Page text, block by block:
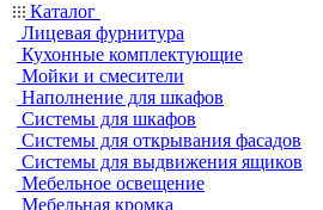
Каталог
Лицевая фурнитура
Кухонные комплектующие
Мойки и смесители
Наполнение для шкафов
Системы для шкафов
Системы для открывания фасадов
Системы для выдвижения ящиков
Мебельное освещение
Мебельная кромка